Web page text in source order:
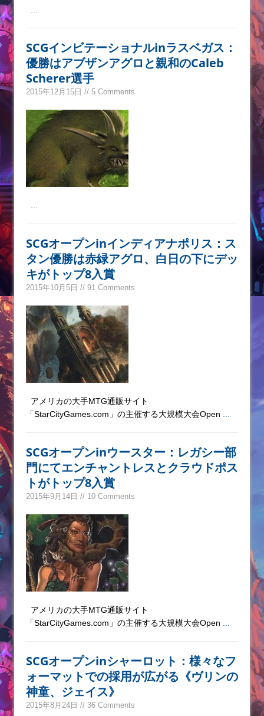
SCGインビテーショナルinラスベガス：
優勝はアブザンアグロと親和のCaleb
Scherer選手
2015年12月15日 // 5 Comments
SCGオープンinインディアナポリス：ス
タン優勝は赤緑アグロ、白日の下にデッ
キがトップ8入賞
2015年10月5日 // 91 Comments
アメリカの大手MTG通販サイト
「StarCityGames.com」の主催する大規模大会Open
SCGオープンinウースター：レガシー部
門にてエンチャントレスとクラウドポス
トがトップ8入賞
2015年9月14日 // 10 Comments
アメリカの大手MTG通販サイト
「StarCityGames.com」の主催する大規模大会Open
SCGオープンinシャーロット：様々なフ
ォーマットでの採用が広がる《ヴリンの
神童、ジェイス》
2015年8月24日 // 36 Comments